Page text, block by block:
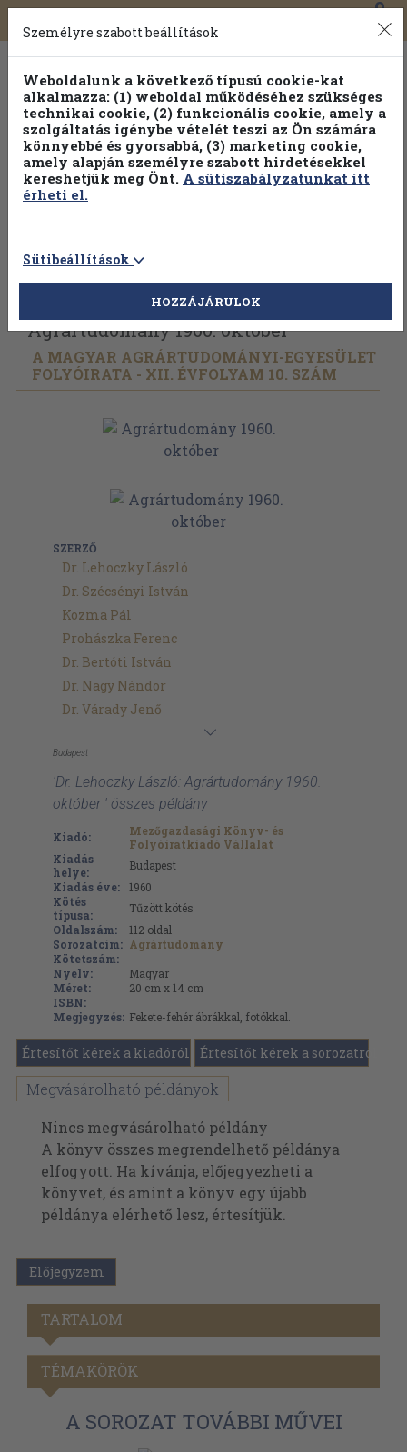
Toggle
navigation
0
Válogasson több mint 30 000 kötet közül
Hobbi témakörökben20% kedvezménnyel!
Vissza az előző oldalra Válasszon példányt
Agrártudomány 1960. október
A MAGYAR AGRÁRTUDOMÁNYI-EGYESÜLET
FOLYÓIRATA - XII. ÉVFOLYAM 10. SZÁM
SZERZŐ
Dr. Lehoczky László
Dr. Szécsényi István
Kozma Pál
Prohászka Ferenc
Dr. Bertóti István
Dr. Nagy Nándor
Dr. Várady Jenő
Budapest
'Dr. Lehoczky László: Agrártudomány 1960.
október ' összes példány
Kiadó:
Mezőgazdasági Könyv- és
Folyóiratkiadó Vállalat
Kiadás
helye:
Budapest
Kiadás éve:
1960
Kötés
típusa:
Tűzött kötés
Oldalszám:
112 oldal
Sorozatcím: Agrártudomány
Kötetszám:
Nyelv:
Magyar
Méret:
20 cm x 14 cm
ISBN:
Megjegyzés: Fekete-fehér ábrákkal, fotókkal.
Értesítőt kérek a kiadóról Értesítőt kérek a sorozatról
Megvásárolható példányok
Nincs megvásárolható példány
A könyv összes megrendelhető példánya
elfogyott. Ha kívánja, előjegyezheti a
könyvet, és amint a könyv egy újabb
példánya elérhető lesz, értesítjük.
Előjegyzem
TARTALOM
TÉMAKÖRÖK
A SOROZAT TOVÁBBI MŰVEI
Személyre szabott beállítások
Weboldalunk a következő típusú cookie-kat
alkalmazza: (1) weboldal működéséhez szükséges
technikai cookie, (2) funkcionális cookie, amely a
szolgáltatás igénybe vételét teszi az Ön számára
könnyebbé és gyorsabbá, (3) marketing cookie,
amely alapján személyre szabott hirdetésekkel
kereshetjük meg Önt. A sütiszabályzatunkat itt
érheti el.
Sütibeállítások
HOZZÁJÁRULOK